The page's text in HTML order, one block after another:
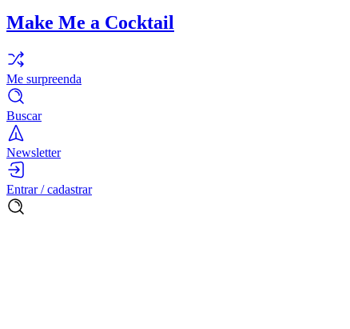
Make Me a Cocktail
Me surpreenda
Buscar
Newsletter
Entrar / cadastrar